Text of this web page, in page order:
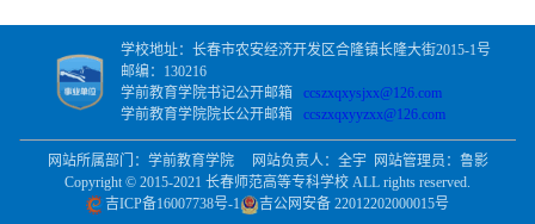
学校地址：长春市农安经济开发区合隆镇长隆大街2015-1号
邮编：130216
学前教育学院书记公开邮箱 ccszxqxysjxx@126.com
学前教育学院院长公开邮箱 ccszxqxyyzxx@126.com
网站所属部门：学前教育学院 网站负责人：全宇 网站管理员：鲁影
Copyright © 2015-2021 长春师范高等专科学校 ALL rights reserved.
吉ICP备16007738号-1
吉公网安备 22012202000015号